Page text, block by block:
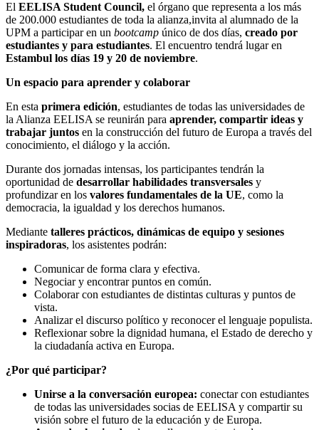
El EELISA Student Council, el órgano que representa a los más
de 200.000 estudiantes de toda la alianza,invita al alumnado de la
UPM a participar en un bootcamp único de dos días, creado por
estudiantes y para estudiantes. El encuentro tendrá lugar en
Estambul los días 19 y 20 de noviembre.
Un espacio para aprender y colaborar
En esta primera edición, estudiantes de todas las universidades de
la Alianza EELISA se reunirán para aprender, compartir ideas y
trabajar juntos en la construcción del futuro de Europa a través del
conocimiento, el diálogo y la acción.
Durante dos jornadas intensas, los participantes tendrán la
oportunidad de desarrollar habilidades transversales y
profundizar en los valores fundamentales de la UE, como la
democracia, la igualdad y los derechos humanos.
Mediante talleres prácticos, dinámicas de equipo y sesiones
inspiradoras, los asistentes podrán:
Comunicar de forma clara y efectiva.
Negociar y encontrar puntos en común.
Colaborar con estudiantes de distintas culturas y puntos de
vista.
Analizar el discurso político y reconocer el lenguaje populista.
Reflexionar sobre la dignidad humana, el Estado de derecho y
la ciudadanía activa en Europa.
¿Por qué participar?
Unirse a la conversación europea: conectar con estudiantes
de todas las universidades socias de EELISA y compartir su
visión sobre el futuro de la educación y de Europa.